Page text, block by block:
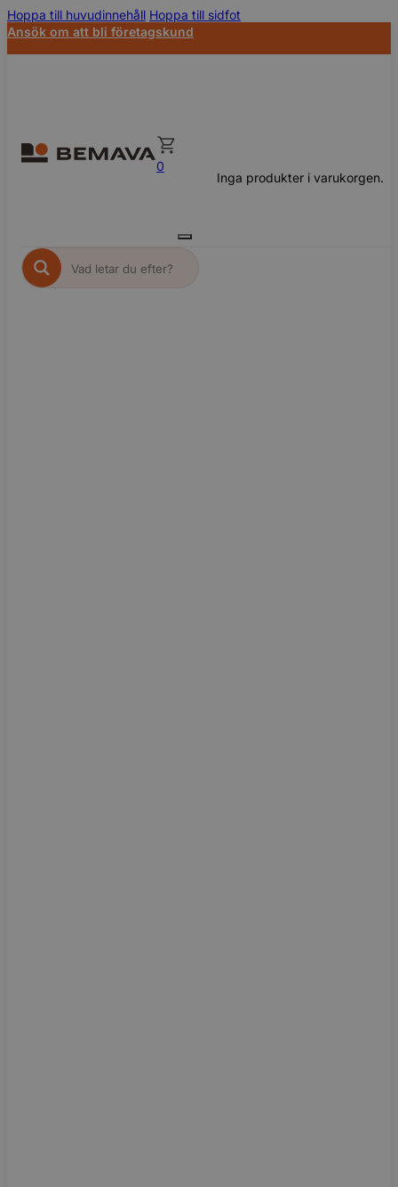
Hoppa till huvudinnehåll Hoppa till sidfot
Ansök om att bli företagskund
0
Inga produkter i varukorgen.